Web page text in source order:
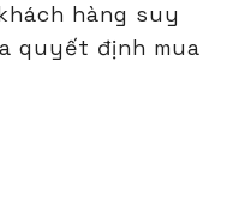
hàng suy
quyết định mua